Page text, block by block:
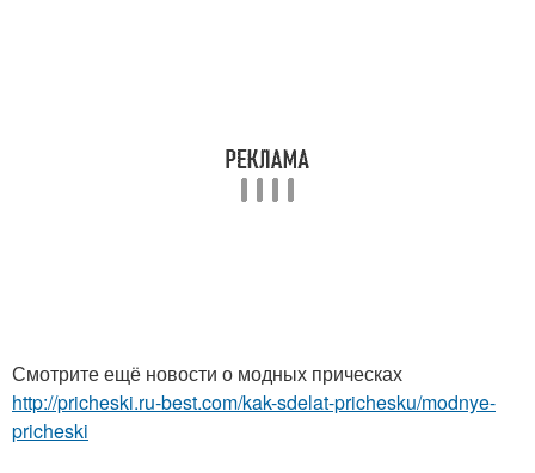
Смотрите ещё новости о модных прическах
http://pricheski.ru-best.com/kak-sdelat-prichesku/modnye-
pricheski